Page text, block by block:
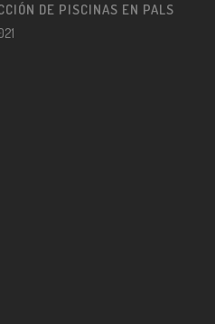
DE PISCINAS EN PALS